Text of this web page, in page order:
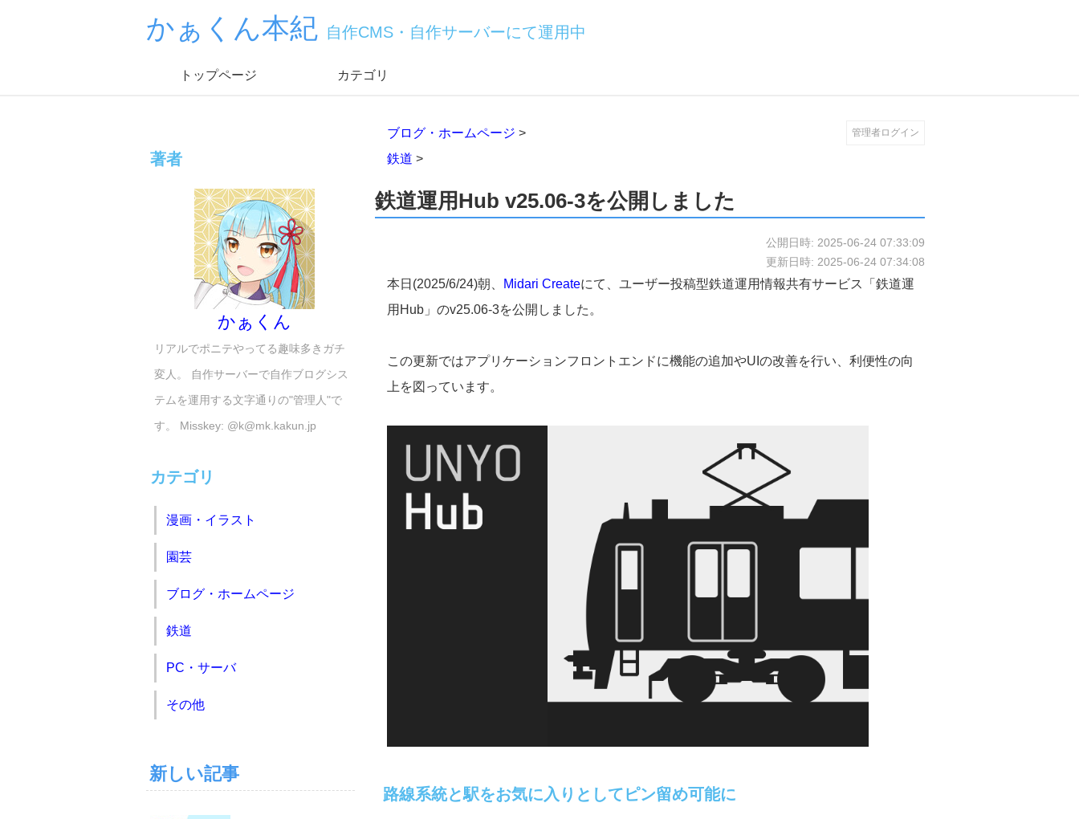
かぁくん本紀 自作CMS・自作サーバーにて運用中
トップページ カテゴリ
管理者ログイン
ブログ・ホームページ >
鉄道 >
鉄道運用Hub v25.06-3を公開しました
公開日時: 2025-06-24 07:33:09
更新日時: 2025-06-24 07:34:08
本日(2025/6/24)朝、 Midari Createにて、ユーザー投稿型鉄道運用情報共有サービス「鉄道運
用Hub」のv25.06-3を公開しました。
この更新ではアプリケーションフロントエンドに機能の追加やUIの改善を行い、利便性の向
上を図っています。
路線系統と駅をお気に入りとしてピン留め可能に
著者
かぁくん
リアルでポニテやってる趣味多きガチ
変人。 自作サーバーで自作ブログシス
テムを運用する文字通りの"管理人"で
す。 Misskey: @k@mk.kakun.jp
カテゴリ
漫画・イラスト
園芸
ブログ・ホームページ
鉄道
PC・サーバ
その他
新しい記事